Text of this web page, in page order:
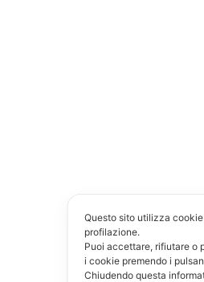
Questo sito utilizza
profilazione.
Puoi accettare, rifiutare o
i cookie premendo i
Chiudendo questa